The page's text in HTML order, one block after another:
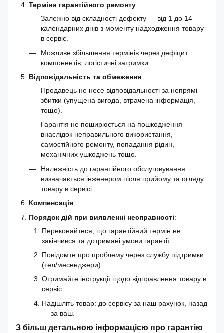
Терміни гарантійного ремонту:
Залежно від складності дефекту — від 1 до 14
календарних днів з моменту надходження товару
в сервіс.
Можливе збільшення термінів через дефіцит
компонентів, логістичні затримки.
Відповідальність та обмеження:
Продавець не несе відповідальності за непрямі
збитки (упущена вигода, втрачена інформація,
тощо).
Гарантія не поширюється на пошкодження
внаслідок неправильного використання,
самостійного ремонту, попадання рідин,
механічних ушкоджень тощо.
Належність до гарантійного обслуговування
визначається інженером після прийому та огляду
товару в сервісі.
Компенсація
Порядок дій при виявленні несправності:
Переконайтеся, що гарантійний термін не
закінчився та дотримані умови гарантії.
Повідомте про проблему через службу підтримки
(тел/месенджери).
Отримайте інструкції щодо відправлення товару в
сервіс.
Надішліть товар: до сервісу за наш рахунок, назад
— за ваш.
З більш детальною інформацією про гарантію